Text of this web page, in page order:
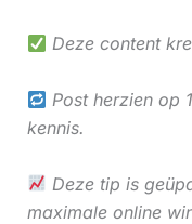
Deze content
Post herzien op
kennis.
Deze tip is
maximale online